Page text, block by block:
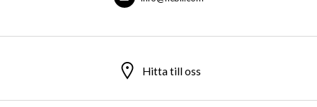
Hitta till oss